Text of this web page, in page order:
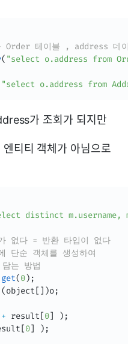
테이블 , address 데
( "select o.address from
"select o.address from
가 조회가 되지만
티티 객체가 아님으로
distinct m.username,
없다 = 반환 타입이 없다
단순 객체를 생성하여
는 방법
get(0) ;
(object [ ] )o;
+ result [0] ) ;
[0] ) ;